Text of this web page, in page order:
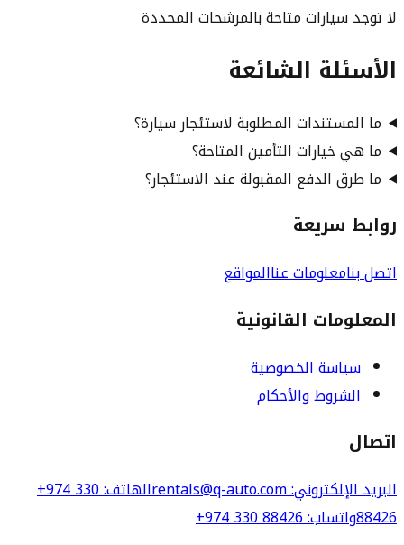
لا توجد سيارات متاحة بالمرشحات المحددة
الأسئلة الشائعة
ما المستندات المطلوبة لاستئجار سيارة؟
ما هي خيارات التأمين المتاحة؟
ما طرق الدفع المقبولة عند الاستئجار؟
روابط سريعة
اتصل بنامعلومات عناالمواقع
المعلومات القانونية
سياسة الخصوصية
الشروط والأحكام
اتصال
البريد الإلكتروني: rentals@q-auto.com الهاتف:
+974 330
88426واتساب:
+974 330 88426